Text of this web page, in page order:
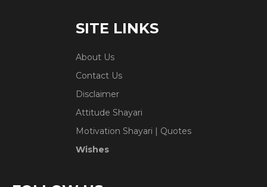
SITE LINKS
About Us
Contact Us
Disclaimer
Attitude Shayari
Motivation Shayari | Quotes
Wishes